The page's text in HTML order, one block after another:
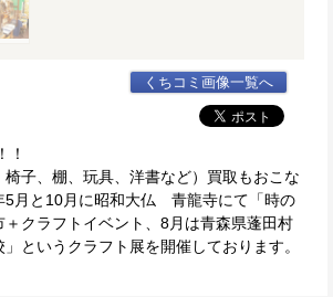
くちコミ画像一覧へ
！
子、棚、玩具、洋書など）買取もおこな
5月と10月に昭和大仏 青龍寺にて「時の
クラフトイベント、8月は青森県蓬田村
というクラフト展を開催しております。